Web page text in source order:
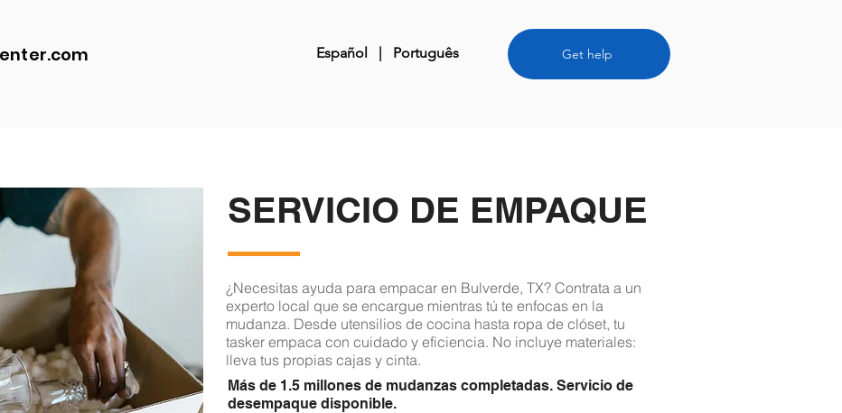
Español | Português Get help
SERVICIO DE EMPAQUE
¿Necesitas ayuda para empacar en Bulverde, TX? Contrata a un
experto local que se encargue mientras tú te enfocas en la
mudanza. Desde utensilios de cocina hasta ropa de clóset, tu
tasker empaca con cuidado y eficiencia. No incluye materiales:
lleva tus propias cajas y cinta.
Más de 1.5 millones de mudanzas completadas. Servicio de
desempaque disponible.